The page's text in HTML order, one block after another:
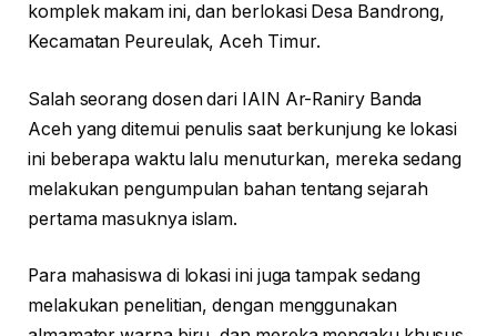
komplek makam ini, dan berlokasi Desa Bandrong,
Kecamatan Peureulak, Aceh Timur.
Salah seorang dosen dari IAIN Ar-Raniry Banda
Aceh yang ditemui penulis saat berkunjung ke lokasi
ini beberapa waktu lalu menuturkan, mereka sedang
melakukan pengumpulan bahan tentang sejarah
pertama masuknya islam.
Para mahasiswa di lokasi ini juga tampak sedang
melakukan penelitian, dengan menggunakan